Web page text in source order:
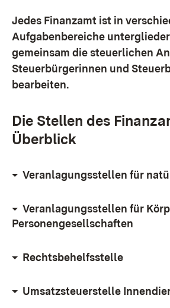
Jedes Finanzamt ist in
Aufgabenbereiche
gemeinsam die steuerlichen
Steuerbürgerinnen und
bearbeiten.
Die Stellen des
Überblick
Veranlagungsstellen für
Veranlagungsstellen für
Personengesellschaften
Rechtsbehelfsstelle
Umsatzsteuerstelle